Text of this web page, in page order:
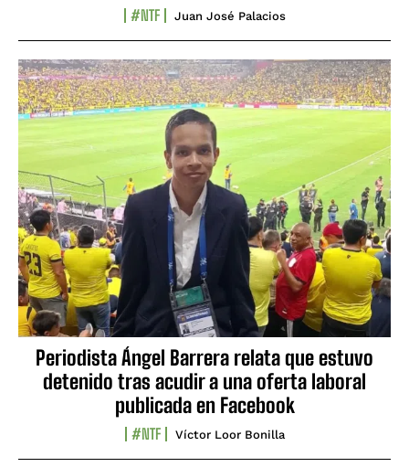
#NTF Juan José Palacios
Periodista Ángel Barrera relata que estuvo
detenido tras acudir a una oferta laboral
publicada en Facebook
#NTF Víctor Loor Bonilla